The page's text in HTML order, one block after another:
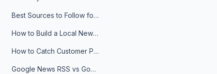
Best Sources to Follow for Crypto News in Your Reader (2026)
How to Build a Local News Hub That Updates Itself
How to Catch Customer Problems Before They Become Support Tickets
Google News RSS vs Google Alerts: Which Is Better for News Monitoring?